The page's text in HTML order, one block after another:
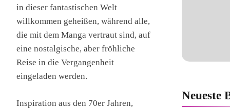
in dieser fantastischen Welt
willkommen geheißen, während alle,
die mit dem Manga vertraut sind, auf
eine nostalgische, aber fröhliche
Reise in die Vergangenheit
eingeladen werden.
Inspiration aus den 70er Jahren,
Neueste